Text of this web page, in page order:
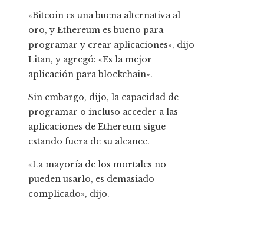
«Bitcoin es una buena alternativa al
oro, y Ethereum es bueno para
programar y crear aplicaciones», dijo
Litan, y agregó: «Es la mejor
aplicación para blockchain».
Sin embargo, dijo, la capacidad de
programar o incluso acceder a las
aplicaciones de Ethereum sigue
estando fuera de su alcance.
«La mayoría de los mortales no
pueden usarlo, es demasiado
complicado», dijo.